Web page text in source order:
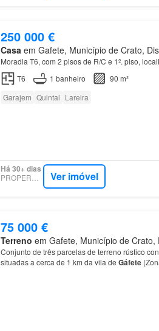
250 000 €
Casa em Gafete, Município de Crato,
Moradia T6, com 2 pisos de R/C e 1º. piso,
T6
1 banheiro
90 m²
Garajem Quintal Lareira
Há 30+ dias
PROPERSTAR Ver imóvel
75 000 €
Terreno em Gafete, Município de Crato,
Conjunto de três parcelas de terreno rústico
situadas a cerca de 1 km da vila de Gáfete